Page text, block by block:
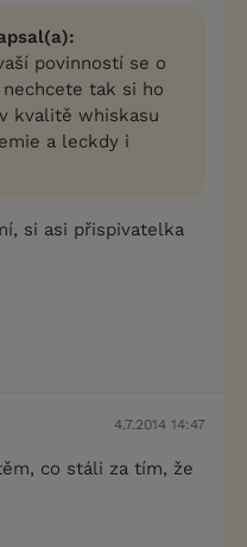
povinností se o
tak si ho
kvalitě whiskasu
a leckdy i
si asi přispivatelka
4.7.2014 14:47
co stáli za tím, že